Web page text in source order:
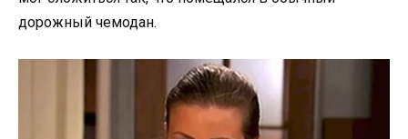
дорожный чемодан.